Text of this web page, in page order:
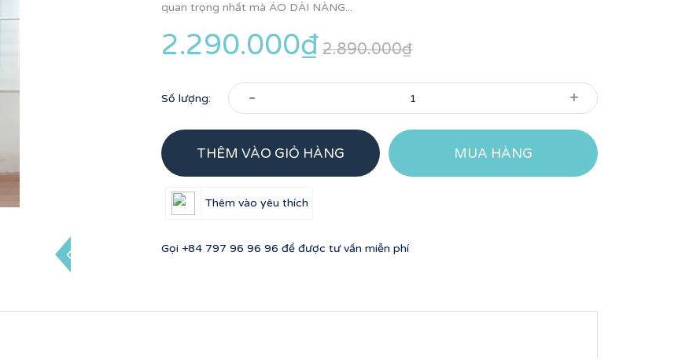
quan trọng nhất mà ÁO DÀI NÀNG...
2.290.000₫ 2.890.000₫
Số lượng: - +
THÊM VÀO GIỎ HÀNG MUA HÀNG
Thêm vào yêu thích
Gọi +84 797 96 96 96 để được tư vấn miễn phí